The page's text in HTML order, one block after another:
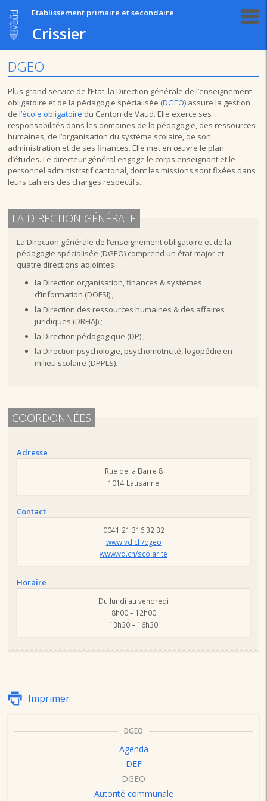
Etablissement primaire et secondaire
Crissier
DGEO
Plus grand service de l’Etat, la Direction générale de l’enseignement
obligatoire et de la pédagogie spécialisée (DGEO) assure la gestion
de l’école obligatoire du Canton de Vaud. Elle exerce ses
responsabilités dans les domaines de la pédagogie, des ressources
humaines, de l’organisation du système scolaire, de son
administration et de ses finances. Elle met en œuvre le plan
d’études. Le directeur général engage le corps enseignant et le
personnel administratif cantonal, dont les missions sont fixées dans
leurs cahiers des charges respectifs.
LA DIRECTION GÉNÉRALE
La Direction générale de l’enseignement obligatoire et de la
pédagogie spécialisée (DGEO) comprend un état-major et
quatre directions adjointes :
la Direction organisation, finances & systèmes
d’information (DOFSI) ;
la Direction des ressources humaines & des affaires
juridiques (DRHAJ) ;
la Direction pédagogique (DP) ;
la Direction psychologie, psychomotricité, logopédie en
milieu scolaire (DPPLS).
COORDONNÉES
Adresse
Rue de la Barre 8
1014 Lausanne
Contact
0041 21 316 32 32
www.vd.ch/dgeo
www.vd.ch/scolarite
Horaire
Du lundi au vendredi
8h00 – 12h00
13h30 – 16h30
Imprimer
DGEO
Agenda
DEF
DGEO
Autorité communale